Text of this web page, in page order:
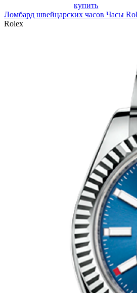
купить
Ломбард швейцарских часов Часы
Rolex